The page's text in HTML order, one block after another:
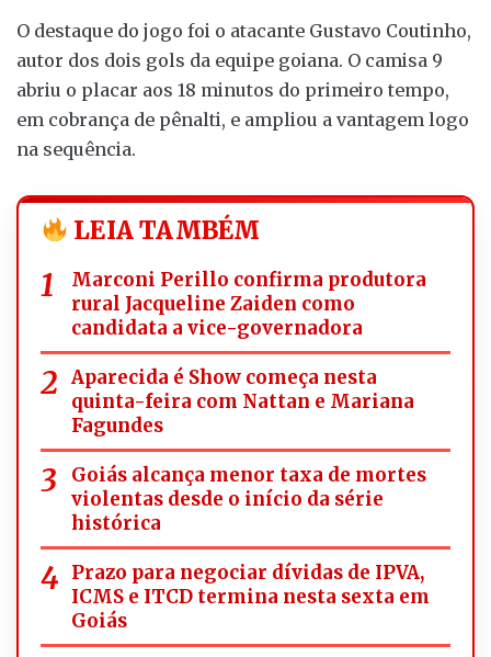
O destaque do jogo foi o atacante Gustavo Coutinho,
autor dos dois gols da equipe goiana. O camisa 9
abriu o placar aos 18 minutos do primeiro tempo,
em cobrança de pênalti, e ampliou a vantagem logo
na sequência.
LEIA TAMBÉM
Marconi Perillo confirma produtora
rural Jacqueline Zaiden como
candidata a vice-governadora
Aparecida é Show começa nesta
quinta-feira com Nattan e Mariana
Fagundes
Goiás alcança menor taxa de mortes
violentas desde o início da série
histórica
Prazo para negociar dívidas de IPVA,
ICMS e ITCD termina nesta sexta em
Goiás